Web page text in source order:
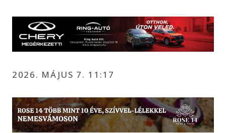
2026. MÁJUS 7. 11:17